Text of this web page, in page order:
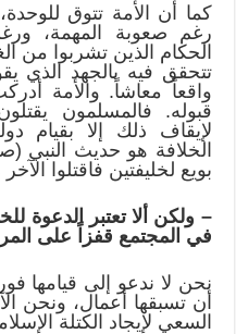
كما أن الأمة تتوق
رغم صعوبة المهمة،
الحكام الذين تشربوا من
تتحقق فيه بالجهد الذي
واقعاً معاشاً. والأمة
قبوله. فالمسلمون
لإيقاف ذلك إلا بقيام
الخلافة هو حديث النبي
بويع لخليفتين فاقتلوا
– ولكن ألا تعتبر الدعوة
في المجتمع قفزاً على
نحن لا ندعو إلى قيامها
أن تسبقها أعمال، ونحن
السعي لإيجاد الكتلة